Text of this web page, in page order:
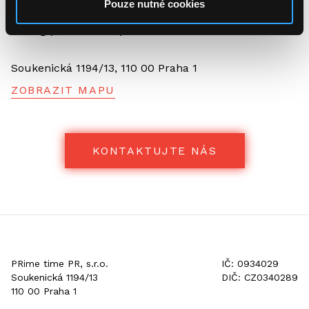
Pouze nutné cookies
+421 905 248 814
info@primetimepr.cz
Soukenická 1194/13, 110 00 Praha 1
ZOBRAZIT MAPU
KONTAKTUJTE NÁS
PRime time PR, s.r.o.
Soukenická 1194/13
IČ: 0934029